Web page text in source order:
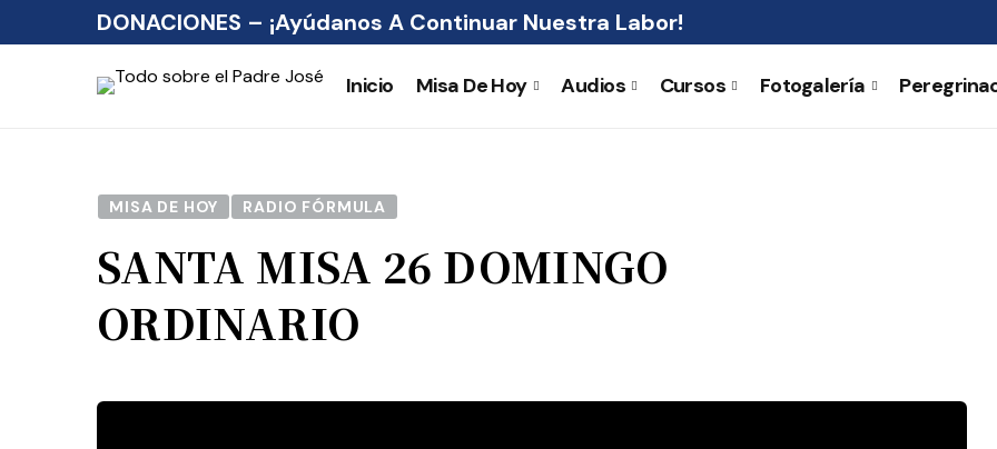
DONACIONES – ¡Ayúdanos A Continuar Nuestra Labor!
Inicio Misa De Hoy Audios Cursos Fotogalería
MISA DE HOY RADIO FÓRMULA
SANTA MISA 26 DOMINGO
ORDINARIO